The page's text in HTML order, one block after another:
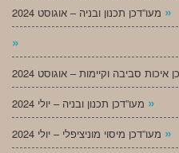
»
»
»
»